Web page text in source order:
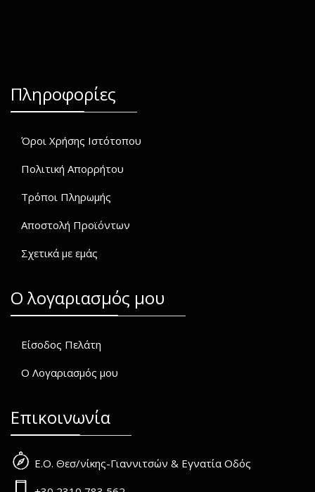
Πληροφορίες
Όροι Χρήσης Ιστότοπου
Πολιτική Απορρήτου
Τρόποι Πληρωμής
Αποστολή Προϊόντων
Σχετικά με εμάς
O λογαριασμός μου
Είσοδος Πελάτη
Ο Λογαριασμός μου
Επικοινωνία
Ε.Ο. Θεσ/νίκης-Γιαννιτσών & Εγνατία Οδός